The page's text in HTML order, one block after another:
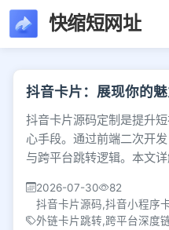
快缩短网址
文章列
抖音卡片：展现你的
抖音卡片源码定制是提升
心手段。通过前端二次开
与跨平台跳转逻辑。本文
2026-07-30
82
抖音卡片源码,抖音小程序
外链卡片跳转,跨平台深度